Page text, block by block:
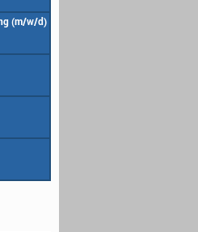
(m/w/d)